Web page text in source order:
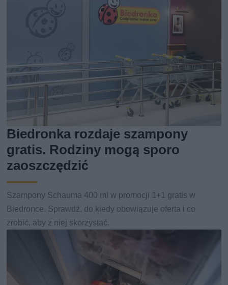
Biedronka rozdaje szampony
gratis. Rodziny mogą sporo
zaoszczędzić
Szampony Schauma 400 ml w promocji 1+1 gratis w
Biedronce. Sprawdź, do kiedy obowiązuje oferta i co
zrobić, aby z niej skorzystać.